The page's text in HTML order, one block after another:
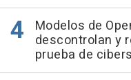
Modelos de
descontrolan y
prueba de